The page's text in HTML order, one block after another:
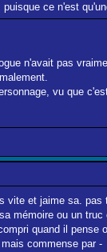
ce n'est
n'avait pas
vu que
vite et jaime sa.
mémoire ou un
quand il
commense par -